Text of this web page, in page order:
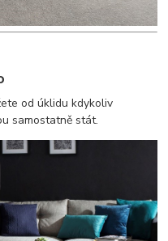
od úklidu kdykoliv
samostatně stát.